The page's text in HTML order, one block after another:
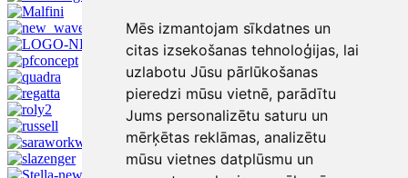
Mēs izmantojam sīkdatnes un
citas izsekošanas tehnoloģijas, lai
uzlabotu Jūsu pārlūkošanas
pieredzi mūsu vietnē, parādītu
Jums personalizētu saturu un
mērķētas reklāmas, analizētu
mūsu vietnes datplūsmu un